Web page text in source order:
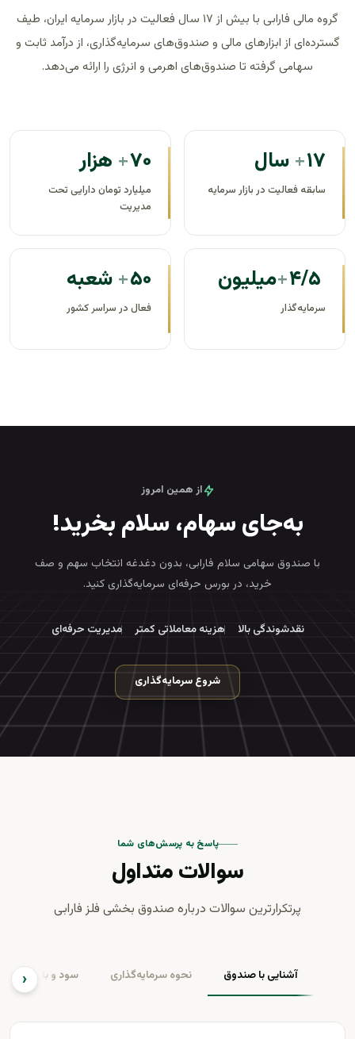
+۱۷ سال
سابقه فعالیت در بازار سرمایه
+۷۰ هزار
میلیارد تومان دارایی تحت
مدیریت
+۴/۵ میلیون
سرمایه‌گذار
+۵۰ شعبه
فعال در سراسر کشور
گروه مالی فارابی با بیش از ۱۷ سال فعالیت در بازار سرمایه ایران، طیف
گسترده‌ای از ابزارهای مالی و صندوق‌های سرمایه‌گذاری، از درآمد ثابت و
سهامی گرفته تا صندوق‌های اهرمی و انرژی را ارائه می‌دهد.
از همین امروز
به‌جای سهام، سلام بخرید!
با صندوق سهامی سلام فارابی، بدون دغدغه انتخاب سهم و صف
خرید، در بورس حرفه‌ای سرمایه‌گذاری کنید.
نقدشوندگی بالا هزینه معاملاتی کمتر مدیریت حرفه‌ای
شروع سرمایه‌گذاری
پاسخ به پرسش‌های شما
سوالات متداول
پرتکرارترین سوالات درباره صندوق بخشی فلز فارابی
آشنایی با صندوق نحوه سرمایه‌گذاری سود و بازدهی
‹